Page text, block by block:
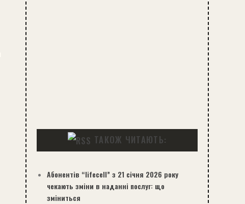
ТАКОЖ ЧИТАЮТЬ:
Абонентів “lifecell” з 21 січня 2026 року
чекають зміни в наданні послуг: що
зміниться